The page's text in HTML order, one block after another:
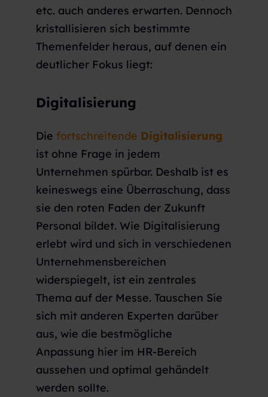
etc. auch anderes erwarten. Dennoch
kristallisieren sich bestimmte
Themenfelder heraus, auf denen ein
deutlicher Fokus liegt:
Digitalisierung
Die fortschreitende Digitalisierung
ist ohne Frage in jedem
Unternehmen spürbar. Deshalb ist es
keineswegs eine Überraschung, dass
sie den roten Faden der Zukunft
Personal bildet. Wie Digitalisierung
erlebt wird und sich in verschiedenen
Unternehmensbereichen
widerspiegelt, ist ein zentrales
Thema auf der Messe. Tauschen Sie
sich mit anderen Experten darüber
aus, wie die bestmögliche
Anpassung hier im HR-Bereich
aussehen und optimal gehändelt
werden sollte.